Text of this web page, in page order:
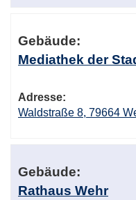
Gebäude:
Mediathek der
Adresse:
Waldstraße 8, 79664
Gebäude:
Rathaus Wehr